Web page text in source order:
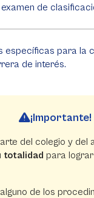
de
específicas para la
de interés.
¡Importante!
del colegio y del
totalidad para
de los